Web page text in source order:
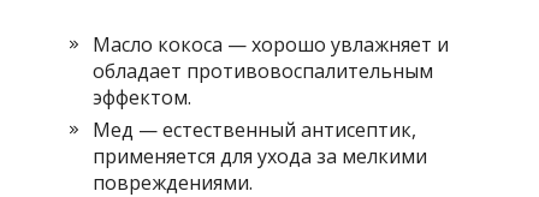
Масло кокоса — хорошо увлажняет и
обладает противовоспалительным
эффектом.
Мед — естественный антисептик,
применяется для ухода за мелкими
повреждениями.